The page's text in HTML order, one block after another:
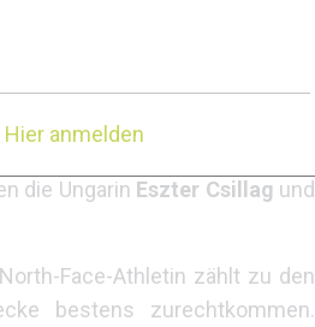
Podiumskandidat ist.
an
die Ungarin Eszter Csillag und
Face-Athletin zählt zu den
bestens zurechtkommen.
anmelden